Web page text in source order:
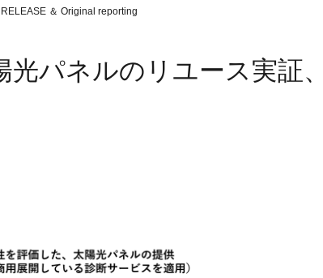
RELEASE ＆ Original reporting
光パネルのリユース実証